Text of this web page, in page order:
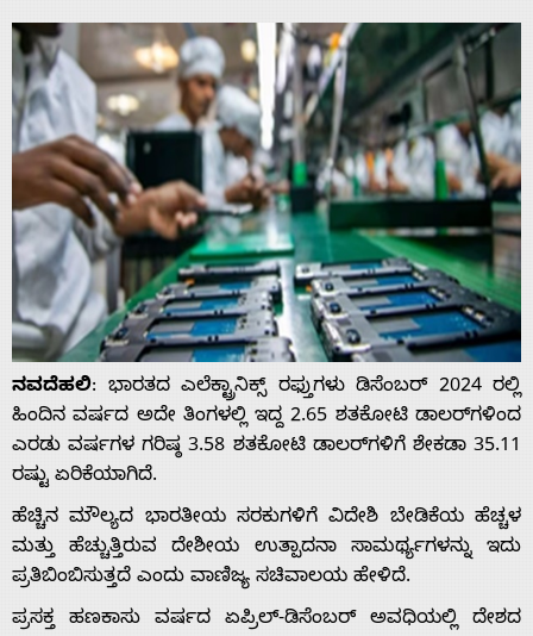
ನವದೆಹಲಿ: ಭಾರತದ ಎಲೆಕ್ಟ್ರಾನಿಕ್ಸ್ ರಫ್ತುಗಳು ಡಿಸೆಂಬರ್ 2024 ರಲ್ಲಿ
ಹಿಂದಿನ ವರ್ಷದ ಅದೇ ತಿಂಗಳಲ್ಲಿ ಇದ್ದ 2.65 ಶತಕೋಟಿ ಡಾಲರ್‌ಗಳಿಂದ
ಎರಡು ವರ್ಷಗಳ ಗರಿಷ್ಠ 3.58 ಶತಕೋಟಿ ಡಾಲರ್‌ಗಳಿಗೆ ಶೇಕಡಾ 35.11
ರಷ್ಟು ಏರಿಕೆಯಾಗಿದೆ.
ಹೆಚ್ಚಿನ ಮೌಲ್ಯದ ಭಾರತೀಯ ಸರಕುಗಳಿಗೆ ವಿದೇಶಿ ಬೇಡಿಕೆಯ ಹೆಚ್ಚಳ
ಮತ್ತು ಹೆಚ್ಚುತ್ತಿರುವ ದೇಶೀಯ ಉತ್ಪಾದನಾ ಸಾಮರ್ಥ್ಯಗಳನ್ನು ಇದು
ಪ್ರತಿಬಿಂಬಿಸುತ್ತದೆ ಎಂದು ವಾಣಿಜ್ಯ ಸಚಿವಾಲಯ ಹೇಳಿದೆ.
ಪ್ರಸಕ್ತ ಹಣಕಾಸು ವರ್ಷದ ಏಪ್ರಿಲ್-ಡಿಸೆಂಬರ್ ಅವಧಿಯಲ್ಲಿ ದೇಶದ